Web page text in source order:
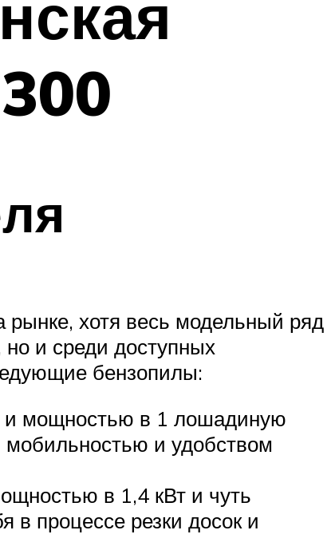
хотя весь модельный ряд
и среди доступных
бензопилы:
и мощностью в 1 лошадиную
мобильностью и удобством
в 1,4 кВт и чуть
в процессе резки досок и